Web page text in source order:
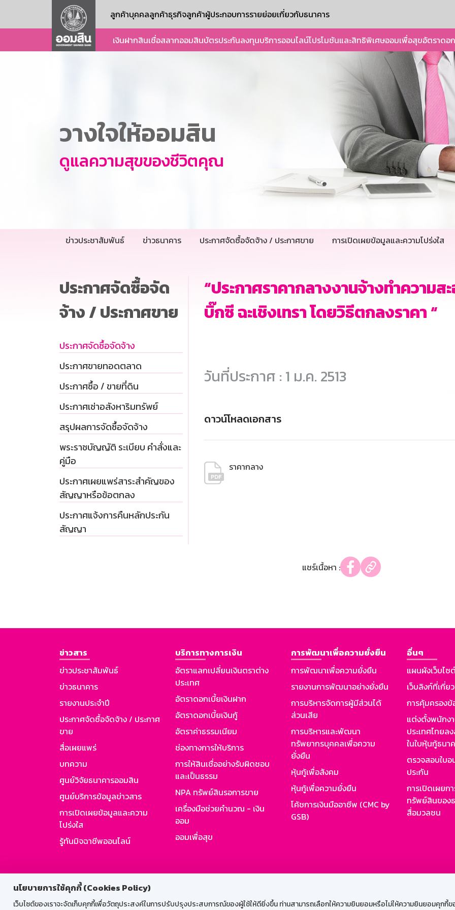
นโยบายการใช้คุกกี้ (Cookies Policy)
เว็บไซต์ของเราจะจัดเก็บคุกกี้เพื่อวัตถุประสงค์ในการปรับปรุงประสบการณ์ของผู้ใช้ให้ดียิ่งขึ้น ท่านสามารถเลือกให้ความยินยอมหรือไม่ให้ความยินยอมคุกกี้ข
ลูกค้าบุคคลลูกค้าธุรกิจลูกค้าผู้ประกอบการรายย่อยเกี่ยวกับธนาคาร
เงินฝากสินเชื่อสลากออมสินบัตรประกันลงทุนบริการออนไลน์โปรโมชันและสิทธิพิเศษออมเพื่อสุขอัตราดอ
วางใจให้ออมสิน
ดูแลความสุขของชีวิตคุณ
ข่าวประชาสัมพันธ์ ข่าวธนาคาร ประกาศจัดซื้อจัดจ้าง / ประกาศขาย การเปิดเผยข้อมูลและความโปร่งใส
ประกาศจัดซื้อจัด
จ้าง / ประกาศขาย
ประกาศจัดซื้อจัดจ้าง
ประกาศขายทอดตลาด
ประกาศซื้อ / ขายที่ดิน
ประกาศเช่าอสังหาริมทรัพย์
สรุปผลการจัดซื้อจัดจ้าง
พระราชบัญญัติ ระเบียบ คำสั่งและ
คู่มือ
ประกาศเผยแพร่สาระสำคัญของ
สัญญาหรือข้อตกลง
ประกาศแจ้งการคืนหลักประกัน
สัญญา
“ประกาศราคากลางงานจ้างทำความ
บิ๊กซี ฉะเชิงเทรา โดยวิธีตกลงราคา “
วันที่ประกาศ : 1 ม.ค. 2513
ดาวน์โหลดเอกสาร
ราคากลาง
แชร์เนื้อหา :
ข่าวสาร
ข่าวประชาสัมพันธ์
ข่าวธนาคาร
รายงานประจำปี
ประกาศจัดซื้อจัดจ้าง / ประกาศ
ขาย
สื่อเผยแพร่
บทความ
ศูนย์วิจัยธนาคารออมสิน
ศูนย์บริการข้อมูลข่าวสาร
การเปิดเผยข้อมูลและความ
โปร่งใส
รู้ทันมิจฉาชีพออนไลน์
บริการทางการเงิน
อัตราแลกเปลี่ยนเงินตราต่าง
ประเทศ
อัตราดอกเบี้ยเงินฝาก
อัตราดอกเบี้ยเงินกู้
อัตราค่าธรรมเนียม
ช่องทางการให้บริการ
การให้สินเชื่ออย่างรับผิดชอบ
และเป็นธรรม
NPA ทรัพย์สินรอการขาย
เครื่องมือช่วยคำนวณ - เงิน
ออม
ออมเพื่อสุข
การพัฒนาเพื่อความยั่งยืน
การพัฒนาเพื่อความยั่งยืน
รายงานการพัฒนาอย่างยั่งยืน
การบริหารจัดการผู้มีส่วนได้
ส่วนเสีย
การบริหารและพัฒนา
ทรัพยากรบุคคลเพื่อความ
ยั่งยืน
หุ้นกู้เพื่อสังคม
หุ้นกู้เพื่อความยั่งยืน
โค้ชการเงินมืออาชีพ (CMC by
GSB)
อื่นๆ
แผนผังเว็บไซ
เว็บลิงก์ที่เกี่ย
การคุ้มครอง
แต่งตั้งพนักง
ประเทศไทยล
ในใบหุ้นกู้ธนา
ตรวจสอบใบ
ประกัน
การเปิดเผยก
ทรัพย์สินของ
สื่อมวลชน